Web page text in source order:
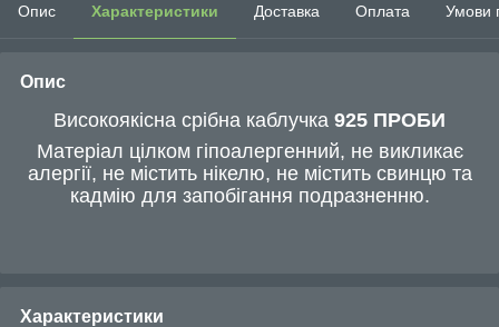
Опис Характеристики Доставка Оплата Умови
Опис
Високоякісна срібна каблучка 925 ПРОБИ
Матеріал цілком гіпоалергенний, не викликає
алергії, не містить нікелю, не містить свинцю та
кадмію для запобігання подразненню.
Характеристики